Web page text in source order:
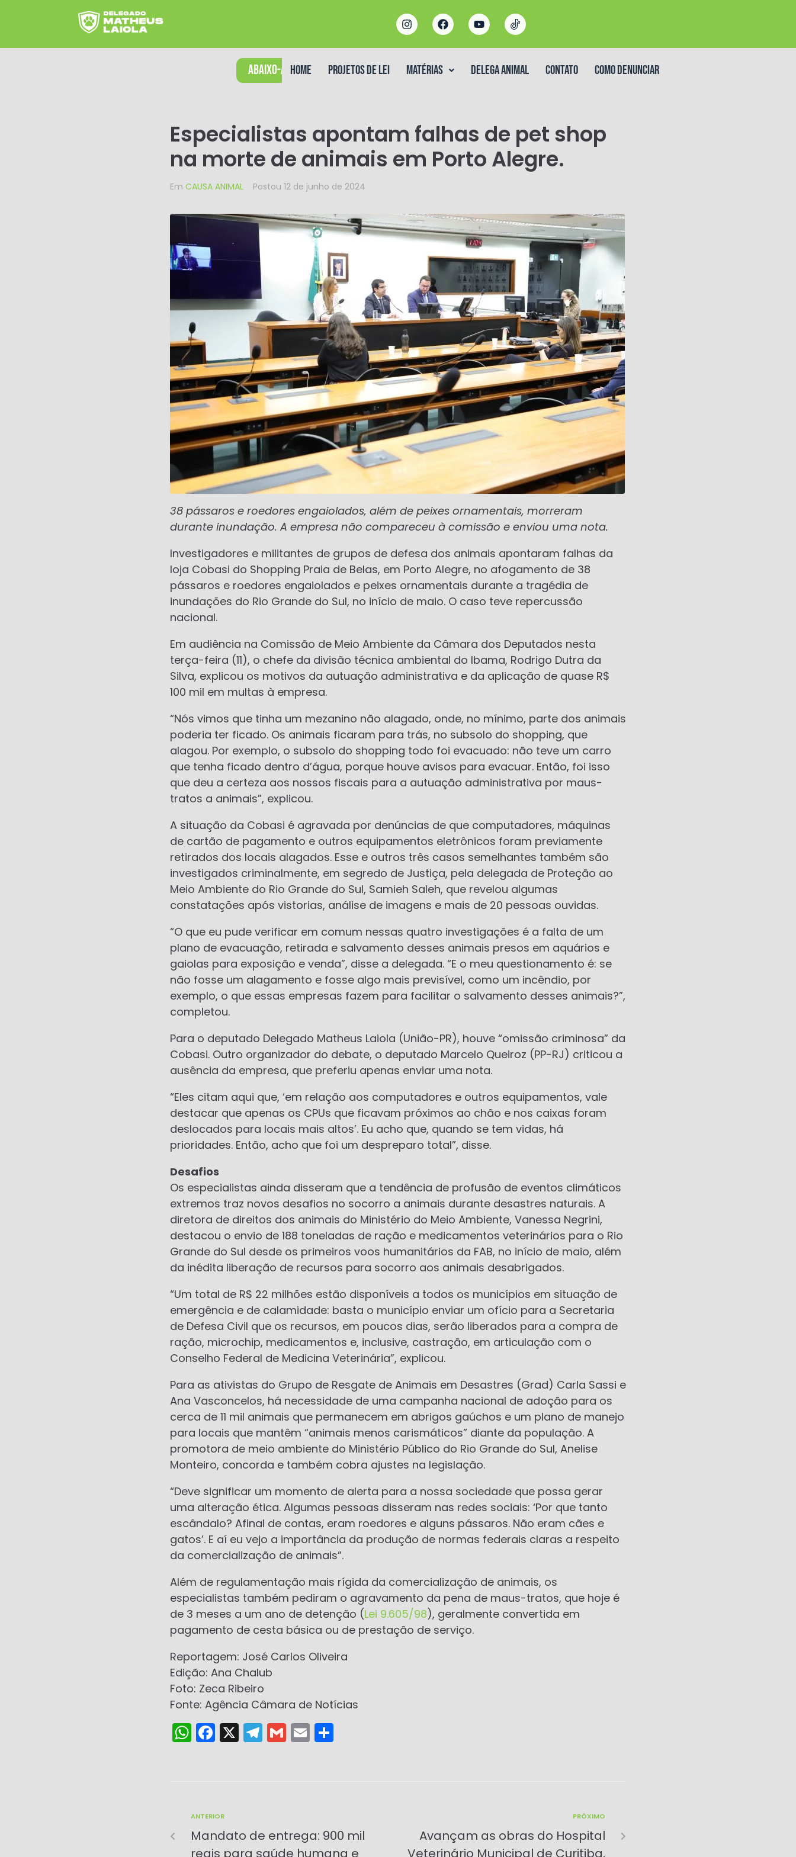
ABAIXO-ASSINADO
Home Projetos de Lei Matérias DELEGA ANIMAL Contato Como denunciar
Especialistas apontam falhas de pet shop
na morte de animais em Porto Alegre.
Em CAUSA ANIMAL Postou 12 de junho de 2024
38 pássaros e roedores engaiolados, além de peixes ornamentais, morreram
durante inundação. A empresa não compareceu à comissão e enviou uma nota.
Investigadores e militantes de grupos de defesa dos animais apontaram falhas da
loja Cobasi do Shopping Praia de Belas, em Porto Alegre, no afogamento de 38
pássaros e roedores engaiolados e peixes ornamentais durante a tragédia de
inundações do Rio Grande do Sul, no início de maio. O caso teve repercussão
nacional.
Em audiência na Comissão de Meio Ambiente da Câmara dos Deputados nesta
terça-feira (11), o chefe da divisão técnica ambiental do Ibama, Rodrigo Dutra da
Silva, explicou os motivos da autuação administrativa e da aplicação de quase R$
100 mil em multas à empresa.
“Nós vimos que tinha um mezanino não alagado, onde, no mínimo, parte dos animais
poderia ter ficado. Os animais ficaram para trás, no subsolo do shopping, que
alagou. Por exemplo, o subsolo do shopping todo foi evacuado: não teve um carro
que tenha ficado dentro d’água, porque houve avisos para evacuar. Então, foi isso
que deu a certeza aos nossos fiscais para a autuação administrativa por maus-
tratos a animais”, explicou.
A situação da Cobasi é agravada por denúncias de que computadores, máquinas
de cartão de pagamento e outros equipamentos eletrônicos foram previamente
retirados dos locais alagados. Esse e outros três casos semelhantes também são
investigados criminalmente, em segredo de Justiça, pela delegada de Proteção ao
Meio Ambiente do Rio Grande do Sul, Samieh Saleh, que revelou algumas
constatações após vistorias, análise de imagens e mais de 20 pessoas ouvidas.
“O que eu pude verificar em comum nessas quatro investigações é a falta de um
plano de evacuação, retirada e salvamento desses animais presos em aquários e
gaiolas para exposição e venda”, disse a delegada. “E o meu questionamento é: se
não fosse um alagamento e fosse algo mais previsível, como um incêndio, por
exemplo, o que essas empresas fazem para facilitar o salvamento desses animais?”,
completou.
Para o deputado Delegado Matheus Laiola (União-PR), houve “omissão criminosa” da
Cobasi. Outro organizador do debate, o deputado Marcelo Queiroz (PP-RJ) criticou a
ausência da empresa, que preferiu apenas enviar uma nota.
“Eles citam aqui que, ‘em relação aos computadores e outros equipamentos, vale
destacar que apenas os CPUs que ficavam próximos ao chão e nos caixas foram
deslocados para locais mais altos’. Eu acho que, quando se tem vidas, há
prioridades. Então, acho que foi um despreparo total”, disse.
Desafios
Os especialistas ainda disseram que a tendência de profusão de eventos climáticos
extremos traz novos desafios no socorro a animais durante desastres naturais. A
diretora de direitos dos animais do Ministério do Meio Ambiente, Vanessa Negrini,
destacou o envio de 188 toneladas de ração e medicamentos veterinários para o Rio
Grande do Sul desde os primeiros voos humanitários da FAB, no início de maio, além
da inédita liberação de recursos para socorro aos animais desabrigados.
“Um total de R$ 22 milhões estão disponíveis a todos os municípios em situação de
emergência e de calamidade: basta o município enviar um ofício para a Secretaria
de Defesa Civil que os recursos, em poucos dias, serão liberados para a compra de
ração, microchip, medicamentos e, inclusive, castração, em articulação com o
Conselho Federal de Medicina Veterinária”, explicou.
Para as ativistas do Grupo de Resgate de Animais em Desastres (Grad) Carla Sassi e
Ana Vasconcelos, há necessidade de uma campanha nacional de adoção para os
cerca de 11 mil animais que permanecem em abrigos gaúchos e um plano de manejo
para locais que mantêm “animais menos carismáticos” diante da população. A
promotora de meio ambiente do Ministério Público do Rio Grande do Sul, Anelise
Monteiro, concorda e também cobra ajustes na legislação.
“Deve significar um momento de alerta para a nossa sociedade que possa gerar
uma alteração ética. Algumas pessoas disseram nas redes sociais: ‘Por que tanto
escândalo? Afinal de contas, eram roedores e alguns pássaros. Não eram cães e
gatos’. E aí eu vejo a importância da produção de normas federais claras a respeito
da comercialização de animais”.
Além de regulamentação mais rígida da comercialização de animais, os
especialistas também pediram o agravamento da pena de maus-tratos, que hoje é
de 3 meses a um ano de detenção (Lei 9.605/98), geralmente convertida em
pagamento de cesta básica ou de prestação de serviço.
Reportagem: José Carlos Oliveira
Edição: Ana Chalub
Foto: Zeca Ribeiro
Fonte: Agência Câmara de Notícias
W
h
A
p
p
F
a
b
o
o
X T
el
m
G
m
E
m
ANTERIOR
Mandato de entrega: 900 mil
reais para saúde humana e
PRÓXIMO
Avançam as obras do Hospital
Veterinário Municipal de Curitiba,